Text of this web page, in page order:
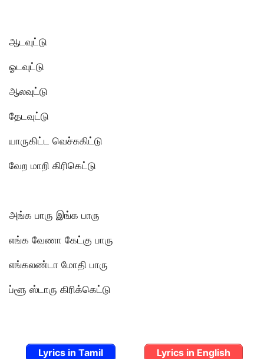
ஆடவுட்டு
ஓடவுட்டு
ஆலவுட்டு
தேடவுட்டு
யாருகிட்ட வெச்சுகிட்டு
வேற மாறி கிரிகெட்டு
அங்க பாரு இங்க பாரு
எங்க வேணா கேட்கு பாரு
எங்கலண்டா மோதி பாரு
ப்ளூ ஸ்டாரு கிரிக்கெட்டு
Lyrics in Tamil Lyrics in English